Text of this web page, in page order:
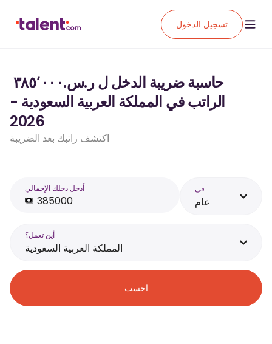
تسجيل الدخول
الراتب في المملكة العربية السعودية -
2026
اكتشف راتبك بعد الضريبة
أَدخل دخلك الإجمالي في
عام
أين تعمل؟
المملكة العربية السعودية
احسب